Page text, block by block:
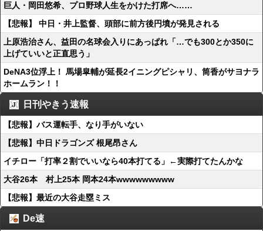
巨人・岡田悠希、プロ野球人生をかけた打席へ……
【悲報】 中日・井上監督、頭部に前方後円墳が発見される
上原浩治さん、益田の名球会入りにあっぱれ「…でも300とか350に
上げていいと正直思う」
DeNA3位浮上！ 馬場皐輔が延長2イニングピシャリ、筒香がサヨナラ
ホームラン！！
日刊やきう速報
【悲報】バス運転手、なり手がいない
【悲報】中日ドラゴンズ 根尾昂さん
イチロー「打率２割でいいなら40本打てる」←実際打てたんかな
大谷26本 村上25本 岡本24本wwwwwwwww
【悲報】最近の大谷走塁ミス
De速